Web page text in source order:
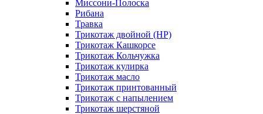
Миссони-Полоска
Рибана
Травка
Трикотаж двойной (НР)
Трикотаж Кашкорсе
Трикотаж Кольчужка
Трикотаж кулирка
Трикотаж масло
Трикотаж принтованный
Трикотаж с напылением
Трикотаж шерстяной